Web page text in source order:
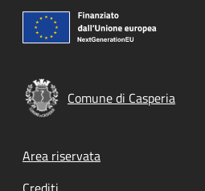
Comune di Casperia
Footer menu
Area riservata